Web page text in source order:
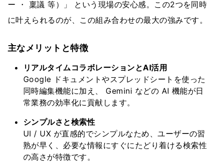
ー ・ 稟議 等）」 という現場の安心感。この2つを同時
に叶えられるのが、この組み合わせの最大の強みです。
主なメリットと特徴
リアルタイムコラボレーションとAI活用
Google ドキュメントやスプレッドシートを使った
同時編集機能に加え、 Gemini などの AI 機能が日
常業務の効率化に貢献します。
シンプルさと検索性
UI / UX が直感的でシンプルなため、ユーザーの習
熟が早く、必要な情報にすぐにたどり着ける検索性
の高さが特徴です。